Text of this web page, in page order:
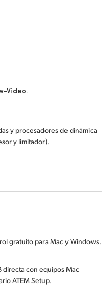
Video.
y procesadores de dinámica
y limitador).
gratuito para Mac y Windows.
directa con equipos Mac
ATEM Setup.